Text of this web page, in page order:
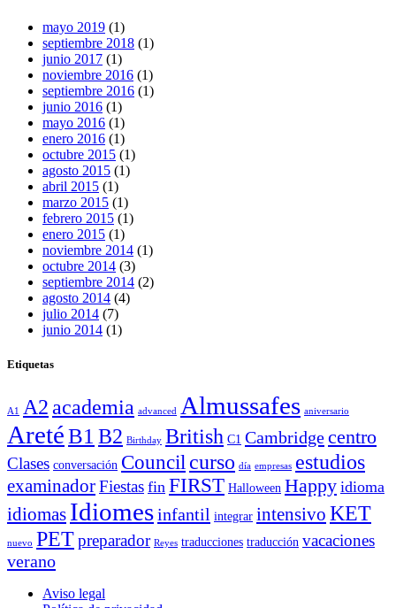
mayo 2019 (1)
septiembre 2018 (1)
junio 2017 (1)
noviembre 2016 (1)
septiembre 2016 (1)
junio 2016 (1)
mayo 2016 (1)
enero 2016 (1)
octubre 2015 (1)
agosto 2015 (1)
abril 2015 (1)
marzo 2015 (1)
febrero 2015 (1)
enero 2015 (1)
noviembre 2014 (1)
octubre 2014 (3)
septiembre 2014 (2)
agosto 2014 (4)
julio 2014 (7)
junio 2014 (1)
Etiquetas
A1 A2academia advanced Almussafes aniversario
AretéB1 B2 Birthday British C1 Cambridgecentro
Clases conversación Council curso día empresas estudios
examinadorFiestas fin FIRST Halloween Happy idioma
idiomas Idiomesinfantil integrar intensivo KET
nuevo PETpreparador Reyes traducciones traducción vacaciones
verano
Aviso legal